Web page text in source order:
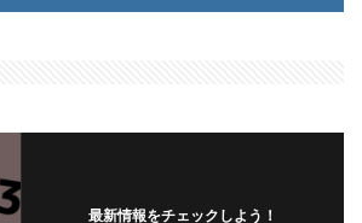
最新情報をチェックしよう！